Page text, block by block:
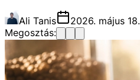
Ali Tanis 2026. május 18.
Megosztás: